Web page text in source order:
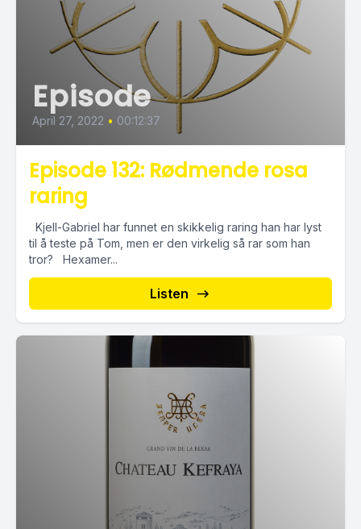
Episode
April 27, 2022 • 00:12:37
Episode 132: Rødmende rosa
raring
Kjell-Gabriel har funnet en skikkelig raring han har lyst
til å teste på Tom, men er den virkelig så rar som han
tror? Hexamer...
Listen